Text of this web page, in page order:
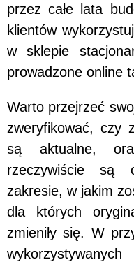
przez całe lata
klientów
w sklepie
prowadzone online
Warto przejrzeć
zweryfikować, czy
są aktualne,
rzeczywiście są
zakresie, w jakim
dla których
zmieniły się. W